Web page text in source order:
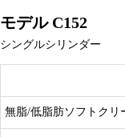
モデル C152
シングルシリンダー
無脂/低脂肪ソフトクリ